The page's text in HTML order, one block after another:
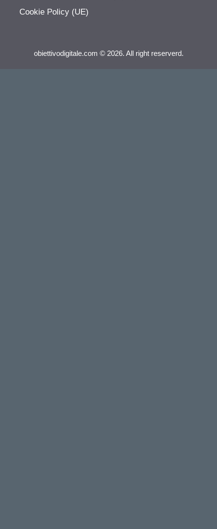
Cookie Policy (UE)
obiettivodigitale.com © 2026. All right reserverd.